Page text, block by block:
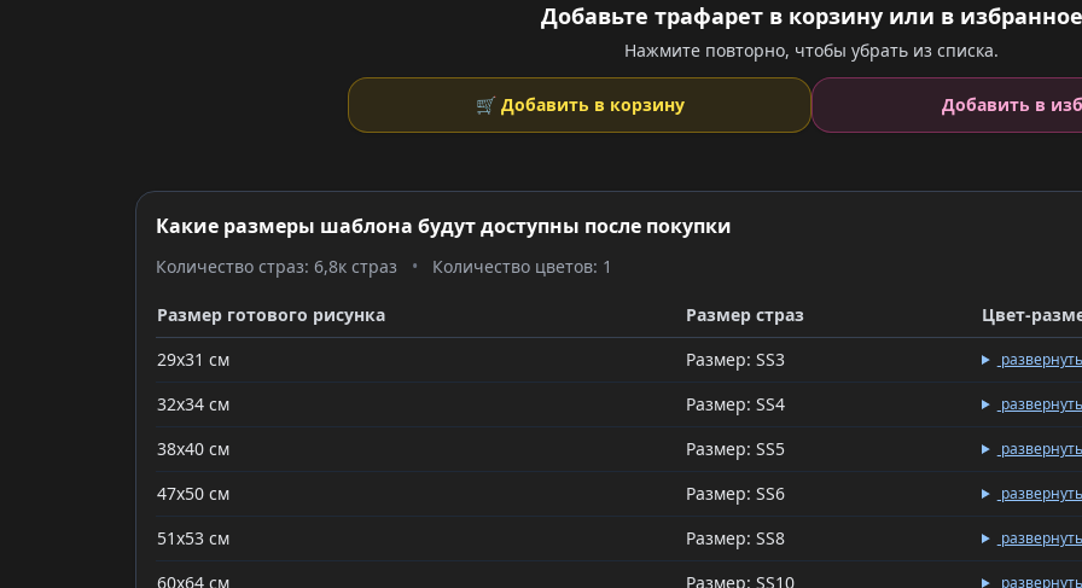
Добавьте трафарет в корзину или в избранное
Нажмите повторно, чтобы убрать из списка.
🛒 Добавить в корзину Добавить в
Какие размеры шаблона будут доступны после покупки
Количество страз: 6,8к страз • Количество цветов: 1
Размер готового рисунка Размер страз
Цвет-
29x31 см
Размер: SS3 развернуть
32x34 см Размер: SS4 развернуть
38x40 см Размер: SS5 развернуть
47x50 см Размер: SS6 развернуть
51x53 см Размер: SS8 развернуть
60x64 см Размер: SS10 развернуть